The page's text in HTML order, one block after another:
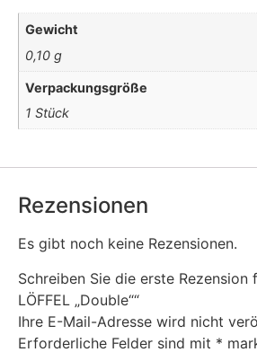
Gewicht
0,10 g
Verpackungsgröße
1 Stück
Rezensionen
Es gibt noch keine Rezensionen.
Schreiben Sie die erste Rezension
LÖFFEL „Double““
Ihre E-Mail-Adresse wird nicht
Erforderliche Felder sind mit *